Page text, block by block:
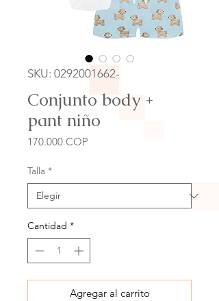
SKU: 0292001662-
Conjunto body +
pant niño
170.000 COP
Talla *
Cantidad *
Agregar al carrito